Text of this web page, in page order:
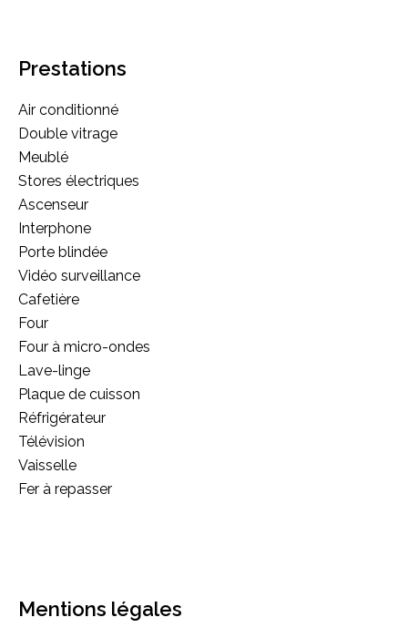
Prestations
Air conditionné
Double vitrage
Meublé
Stores électriques
Ascenseur
Interphone
Porte blindée
Vidéo surveillance
Cafetière
Four
Four à micro-ondes
Lave-linge
Plaque de cuisson
Réfrigérateur
Télévision
Vaisselle
Fer à repasser
Mentions légales